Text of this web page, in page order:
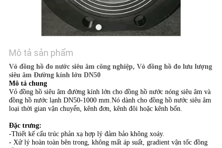
ĐỒ
TRANG
WEB
PRIVACY
POLICY
Mô tả sản phẩm
Vỏ đồng hồ đo nước siêu âm công nghiệp, Vỏ đồng hồ đo lưu lượng
siêu âm Đường kính lớn DN50
Mô tả chung
Vỏ đồng hồ siêu âm đường kính lớn cho đồng hồ nước nóng siêu âm và
đồng hồ nước lạnh DN50-1000 mm.Nó dành cho đồng hồ nước siêu âm
loại thời gian vận chuyển, kênh đơn, kênh đôi hoặc kênh bốn.
Đặc trưng:
-Thiết kế cấu trúc phản xạ hợp lý đảm bảo không xoáy.
- Xử lý hoàn toàn bên trong, không mất áp suất, gradient vận tốc đồng